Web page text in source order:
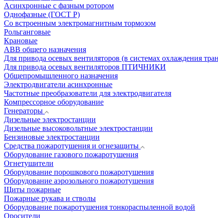
Асинхронные с фазным ротором
Однофазные (ГОСТ Р)
Со встроенным электромагнитным тормозом
Рольганговые
Крановые
АВВ общего назначения
Для привода осевых вентиляторов (в системах охлаждения
Для привода осевых вентиляторов ПТИЧНИКИ
Общепромышленного назначения
Электродвигатели асинхронные
Частотные преобразователи для электродвигателя
Компрессорное оборудование
Генераторы
Дизельные электростанции
Дизельные высоковольтные электростанции
Бензиновые электростанции
Средства пожаротушения и огнезащиты
Оборудование газового пожаротушения
Огнетушители
Оборудование порошкового пожаротушения
Оборудование аэрозольного пожаротушения
Щиты пожарные
Пожарные рукава и стволы
Оборудование пожаротушения тонкораспыленной водой
Оросители